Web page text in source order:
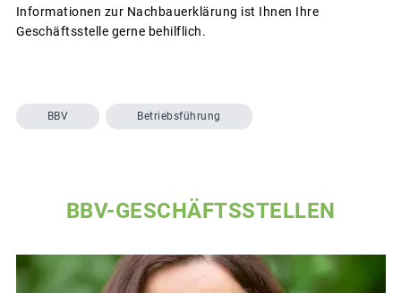
Informationen zur Nachbauerklärung ist Ihnen Ihre
Geschäftsstelle gerne behilflich.
BBV Betriebsführung
BBV-GESCHÄFTSSTELLEN